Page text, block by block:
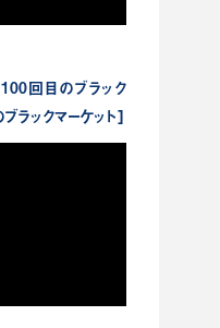
回目のブラック
ラックマーケット]